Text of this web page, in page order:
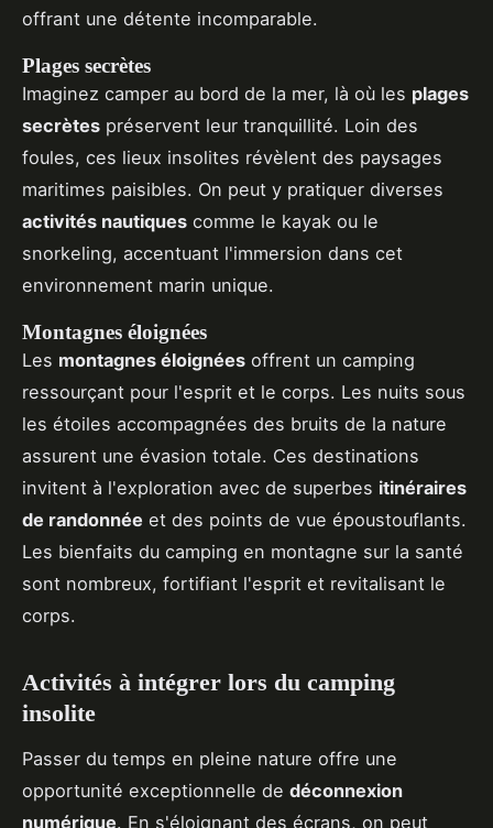
offrant une détente incomparable.
Plages secrètes
Imaginez camper au bord de la mer, là où les plages
secrètes préservent leur tranquillité. Loin des
foules, ces lieux insolites révèlent des paysages
maritimes paisibles. On peut y pratiquer diverses
activités nautiques comme le kayak ou le
snorkeling, accentuant l'immersion dans cet
environnement marin unique.
Montagnes éloignées
Les montagnes éloignées offrent un camping
ressourçant pour l'esprit et le corps. Les nuits sous
les étoiles accompagnées des bruits de la nature
assurent une évasion totale. Ces destinations
invitent à l'exploration avec de superbes itinéraires
de randonnée et des points de vue époustouflants.
Les bienfaits du camping en montagne sur la santé
sont nombreux, fortifiant l'esprit et revitalisant le
corps.
Activités à intégrer lors du camping
insolite
Passer du temps en pleine nature offre une
opportunité exceptionnelle de déconnexion
numérique. En s'éloignant des écrans, on peut